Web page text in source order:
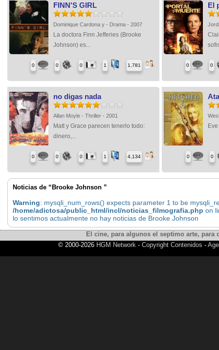
FINN'S GIRL
Dominique Cardona y - Drama - 2007
La doctora Finn Jefferies (Brooke
Johnson) es...
0 0 0 1 1,781
El
0 0
no digas nada
Allan Moyle - Thriller - 2001
Matt y Grace parecen tenerlo todo:
dinero,...
0 0 0 1 4,134 0 0
Noticias de “Brooke Johnson ”
Warning: mysqli_num_rows() expects parameter 1 to be
/home/adictosa/public_html/incl/noticias_filmografia.php on
lo sentimos actualmente no hay noticias de Brooke Johnson
El cine, para algunos el septimo arte,
© 2000-2026 HGM Network- Copyright Contenidos -